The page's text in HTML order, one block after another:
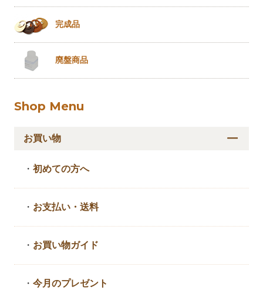
完成品
廃盤商品
Shop Menu
お買い物
・初めての方へ
・ お支払い・送料
・ お買い物ガイド
・今月のプレゼント